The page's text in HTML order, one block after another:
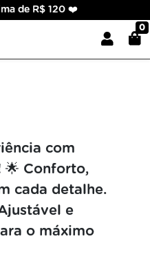
de R$ 120 ❤️
0
com
🌟 Conforto,
cada detalhe.
e
o máximo